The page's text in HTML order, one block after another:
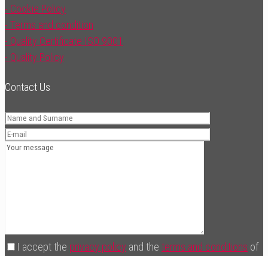
- Cookie Policy
- Terms and condition
- Quality Certificate ISO 9001
- Quality Policy
Contact Us
I accept the privacy policy and the terms and conditions of